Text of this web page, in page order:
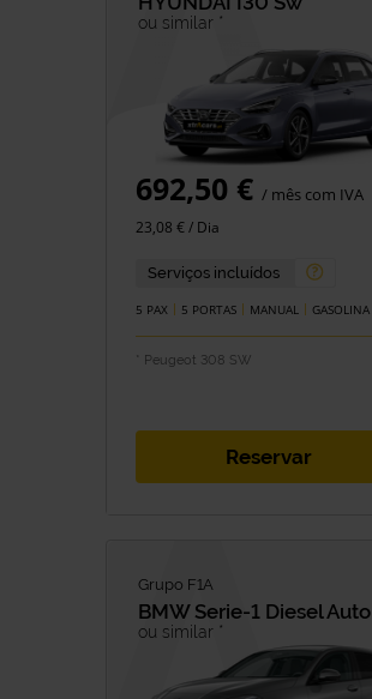
ou similar *
692,50 € / mês com IVA
23,08 € / Dia
Serviços incluídos
5 PAX 5 PORTAS MANUAL GASOLINA
* Peugeot 308 SW
Reservar
Grupo F1A
BMW Serie-1 Diesel Auto
ou similar *